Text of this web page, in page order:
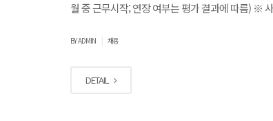
월 중 근무시작; 연장 여부는 평가 결과에 따름) ※
BY ADMIN 채용
DETAIL